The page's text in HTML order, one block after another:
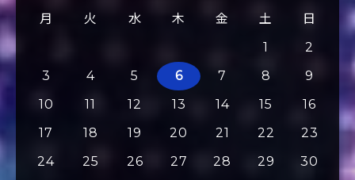
月 火 水 木 金 土
日
1
2
3
4 5 6 7 8
9
10
11 12 13 14 15
16
17
18 19 20 21 22
23
24
25 26 27 28 29
30